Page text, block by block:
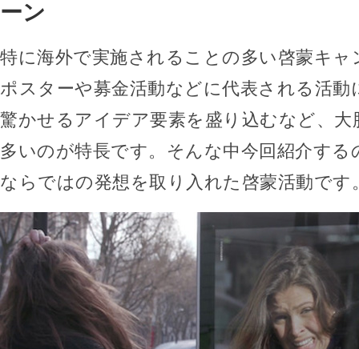
ーン
特に海外で実施されることの多い啓蒙キャ
ポスターや募金活動などに代表される活動
驚かせるアイデア要素を盛り込むなど、
多いのが特長です。そんな中今回紹介する
ならではの発想を取り入れた啓蒙活動です